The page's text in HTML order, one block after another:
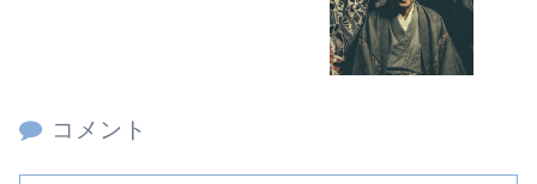
コメント